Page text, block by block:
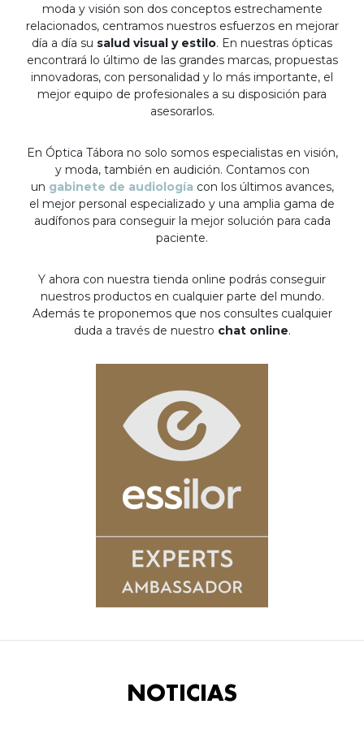
moda y visión son dos conceptos estrechamente
relacionados, centramos nuestros esfuerzos en mejorar
día a día su salud visual y estilo. En nuestras ópticas
encontrará lo último de las grandes marcas, propuestas
innovadoras, con personalidad y lo más importante, el
mejor equipo de profesionales a su disposición para
asesorarlos.
En Óptica Tábora no solo somos especialistas en visión,
y moda, también en audición. Contamos con
un gabinete de audiología con los últimos avances,
el mejor personal especializado y una amplia gama de
audífonos para conseguir la mejor solución para cada
paciente.
Y ahora con nuestra tienda online podrás conseguir
nuestros productos en cualquier parte del mundo.
Además te proponemos que nos consultes cualquier
duda a través de nuestro chat online.
NOTICIAS